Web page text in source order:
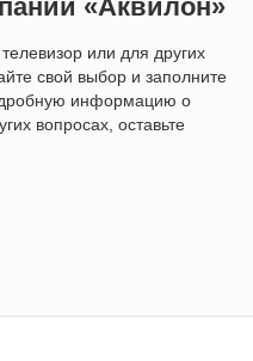
«Аквилон»
или для других
свой выбор и заполните
информацию о
вопросах, оставьте